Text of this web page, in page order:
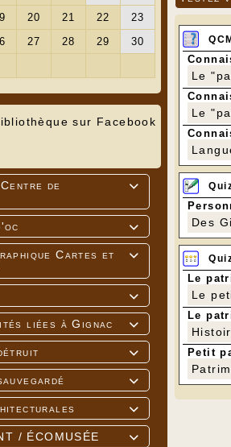
sur Facebook

de


Cartes et


liées à Gignac




/ ÉCOMUSÉE
Le
Le
Des
Le
Le
Le
Petit